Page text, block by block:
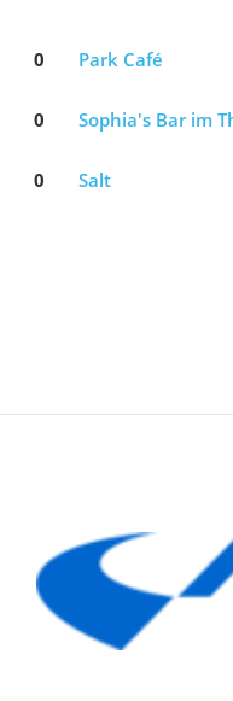
0 Park Café
0 Sophia's Bar im
0 Salt